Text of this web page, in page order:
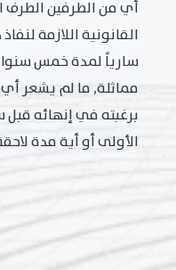
أي من الطرفين الطرف
القانونية اللازمة
سارياً لمدة خمس
مماثلة, ما لم يشعر أي
برغبته في إنهائه
الأولى أو أية مدة